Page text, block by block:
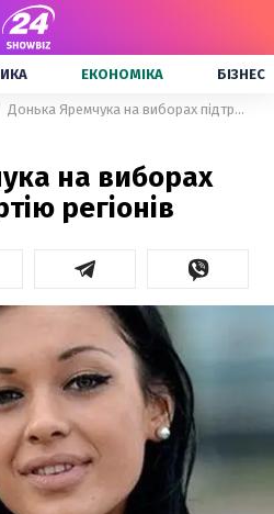
ЕКОНОМІКА БІЗНЕС
Донька Яремчука на виборах підтримає Партію регіонів
на виборах
регіонів